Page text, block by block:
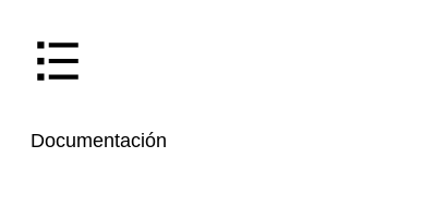
Documentación